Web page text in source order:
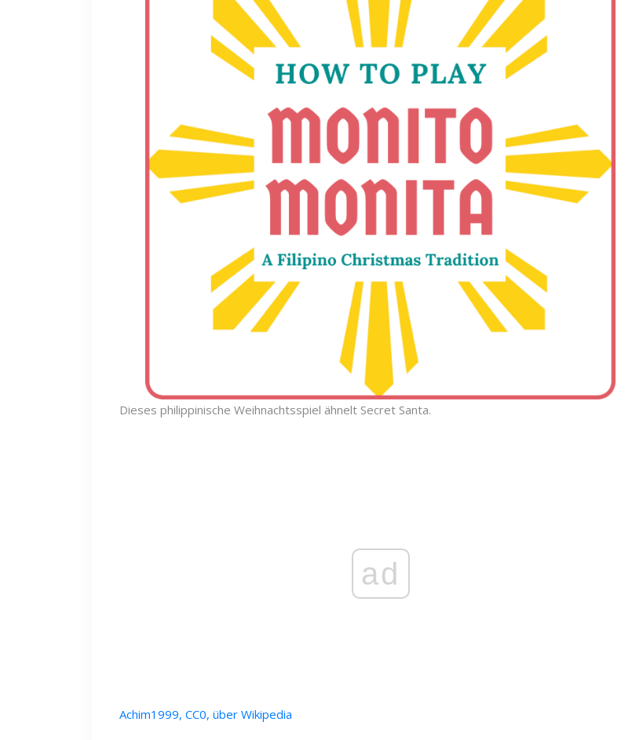
Dieses philippinische Weihnachtsspiel ähnelt Secret Santa.
ad
Achim1999, CC0, über Wikipedia